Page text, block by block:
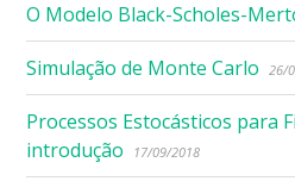
O Modelo Black-Scholes-
Simulação de Monte Carlo 26/
Processos Estocásticos para
introdução
17/09/2018